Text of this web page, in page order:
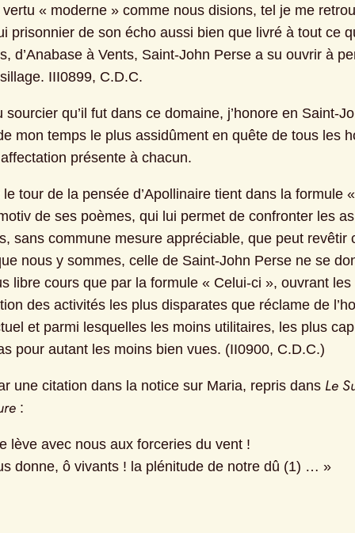
« moderne » comme nous disions, tel je me
prisonnier de son écho aussi bien que livré à tout ce
d’Anabase à Vents, Saint-John Perse a su ouvrir à
III0899, C.D.C.
sourcier qu’il fut dans ce domaine, j’honore en Saint-
mon temps le plus assidûment en quête de tous les
présente à chacun.
tour de la pensée d’Apollinaire tient dans la formule
de ses poèmes, qui lui permet de confronter les
sans commune mesure appréciable, que peut revêtir
nous y sommes, celle de Saint-John Perse ne se
libre cours que par la formule « Celui-ci », ouvrant les
des activités les plus disparates que réclame de
et parmi lesquelles les moins utilitaires, les plus
pour autant les moins bien vues. (II0900, C.D.C.)
une citation dans la notice sur Maria, repris dans Le
:
lève avec nous aux forceries du vent !
donne, ô vivants ! la plénitude de notre dû (1) … »